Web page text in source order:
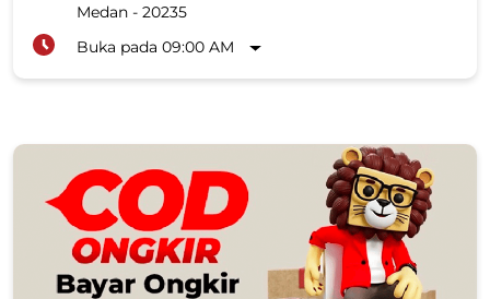
Medan - 20235
Buka pada 09:00 AM